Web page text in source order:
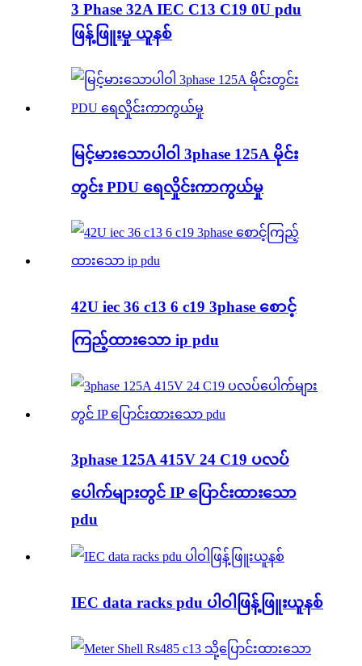
3 Phase 32A IEC C13 C19 0U pdu
ဖြန့်ဖြူးမှု ယူနစ်
မြင့်မားသောပါဝါ 3phase 125A မိုင်း
တွင်း PDU ရေလှိုင်းကာကွယ်မှု
42U iec 36 c13 6 c19 3phase စောင့်
ကြည့်ထားသော ip pdu
3phase 125A 415V 24 C19 ပလပ်
ပေါက်များတွင် IP ပြောင်းထားသော
pdu
IEC data racks pdu ပါဝါဖြန့်ဖြူးယူနစ်